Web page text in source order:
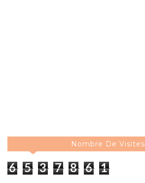
Nombre De Visites
6 5 3 7 8 6 1